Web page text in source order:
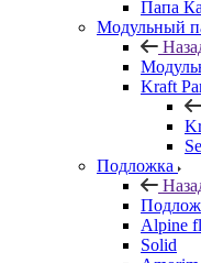
Папа
Модульный
Kraft
Подложка
Alpine
Solid